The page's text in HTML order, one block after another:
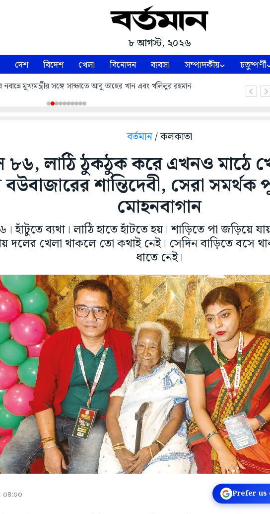
৮ আগস্ট, ২০২৬
দেশ বিদেশ খেলা বিনোদন ব্যবসা সম্পাদকীয় চতুষ্পর্ণী
নবান্নে মুখ্যমন্ত্রীর সঙ্গে সাক্ষাতে আবু তাহের খান এবং খলিলুর রহমান
বর্তমান/ কলকাতা
৮৬, লাঠি ঠুকঠুক করে এখনও মাঠে
বউবাজারের শান্তিদেবী, সেরা সমর্থক
মোহনবাগান
হাঁটুতে ব্যথা। লাঠি হাতে হাঁটতে হয়। শাড়িতে পা জড়িয়ে
দলের খেলা থাকলে তো কথাই নেই। সেদিন বাড়িতে বসে
ধাতে নেই।
০৪:০০ Prefer us